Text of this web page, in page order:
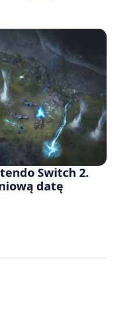
Switch 2.
datę